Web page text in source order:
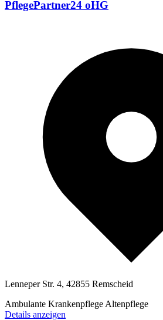
PflegePartner24 oHG
Lenneper Str. 4, 42855 Remscheid
Ambulante Krankenpflege Altenpflege
Details anzeigen